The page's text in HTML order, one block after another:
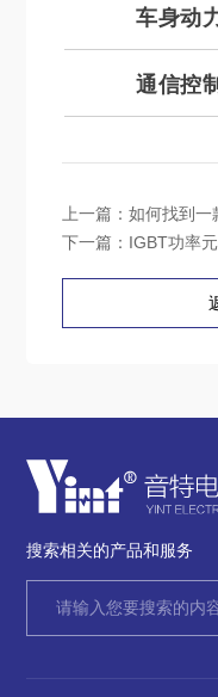
车身动
通信控
上一篇：如何找到一
下一篇： IGBT功率
搜索相关的产品和服务